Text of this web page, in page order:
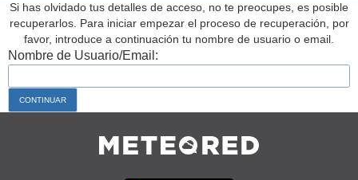
Si has olvidado tus detalles de acceso, no te preocupes, es posible
recuperarlos. Para iniciar empezar el proceso de recuperación, por
favor, introduce a continuación tu nombre de usuario o email.
Nombre de Usuario/Email: